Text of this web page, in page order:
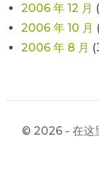
2006 年 12 月
2006 年 10 月
2006 年 8 月
© 2026 - 在这